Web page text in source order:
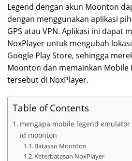
Legend dengan akun Moonton
dengan menggunakan aplikasi
GPS atau VPN. Aplikasi ini dapat
NoxPlayer untuk mengubah
Google Play Store, sehingga
Moonton dan memainkan Mobile
tersebut di NoxPlayer.
Table of Contents
mengapa mobile legend
id moonton
Batasan Moonton
Keterbatasan NoxPlayer